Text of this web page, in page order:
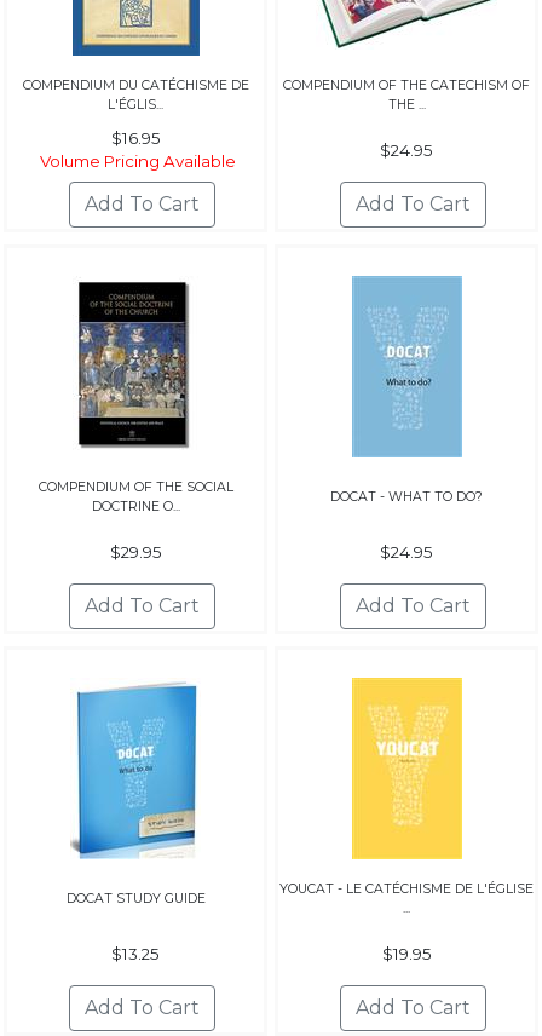
COMPENDIUM DU CATÉCHISME DE
L'ÉGLIS...
$16.95
Volume Pricing Available
COMPENDIUM OF THE CATECHISM OF
THE ...
$24.95
COMPENDIUM OF THE SOCIAL
DOCTRINE O...
$29.95
DOCAT - WHAT TO DO?
$24.95
DOCAT STUDY GUIDE
$13.25
YOUCAT - LE CATÉCHISME DE L'ÉGLISE
...
$19.95